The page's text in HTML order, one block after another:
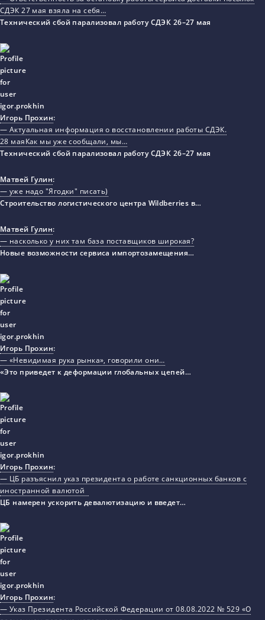
СДЭК 27 мая взяла на себя…
Технический сбой парализовал работу СДЭК 26–27 мая
Игорь Прохин:
— Актуальная информация о восстановлении работы СДЭК.
28 маяКак мы уже сообщали, мы…
Технический сбой парализовал работу СДЭК 26–27 мая
Матвей Гулин:
— уже надо "Ягодки" писать)
Строительство логистического центра Wildberries в…
Матвей Гулин:
— насколько у них там база поставщиков широкая?
Новые возможности сервиса импортозамещения…
Игорь Прохин:
— «Невидимая рука рынка», говорили они…
«Это приведет к деформации глобальных цепей…
Игорь Прохин:
— ЦБ разъяснил указ президента о работе санкционных банков с
иностранной валютой
ЦБ намерен ускорить девалютизацию и введет…
Игорь Прохин:
— Указ Президента Российской Федерации от 08.08.2022 № 529 «О